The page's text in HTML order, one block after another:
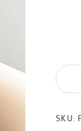
SKU: